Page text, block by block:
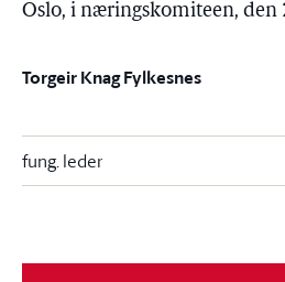
Oslo, i næringskomiteen, den
Torgeir Knag Fylkesnes
fung. leder